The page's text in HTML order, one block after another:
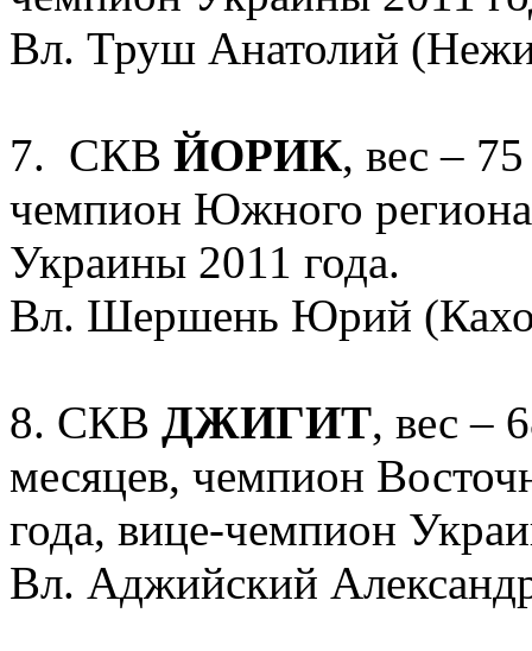
Вл. Труш Анатолий
7. СКВ ЙОРИК, вес –
чемпион Южного
Украины 2011 года.
Вл. Шершень Юрий
8. СКВ ДЖИГИТ, вес –
месяцев, чемпион
года, вице-чемпион
Вл. Аджийский